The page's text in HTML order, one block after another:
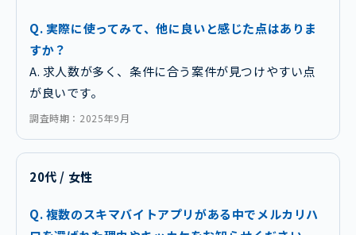
Q. 実際に使ってみて、他に良いと感じた点はありま
すか？
A. 求人数が多く、条件に合う案件が見つけやすい点
が良いです。
調査時期：2025年9月
20代 / 女性
Q. 複数のスキマバイトアプリがある中でメルカリハ